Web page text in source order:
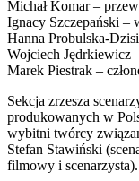
Michał Komar –
Ignacy Szczepański –
Hanna Probulska-
Wojciech Jędrkiewicz
Marek Piestrak –
Sekcja zrzesza
produkowanych w
wybitni twórcy
Stefan Stawiński
filmowy i scenarzysta).